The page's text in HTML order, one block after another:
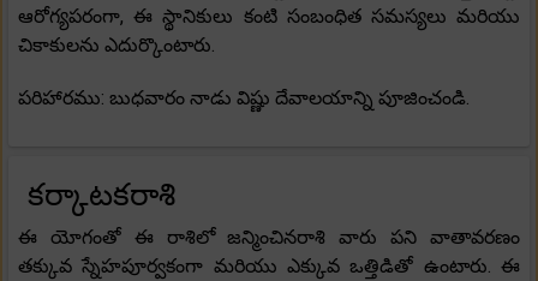
ఆరోగ్యపరంగా, ఈ స్థానికులు కంటి సంబంధిత సమస్యలు మరియు
చికాకులను ఎదుర్కొంటారు.
పరిహారము: బుధవారం నాడు విష్ణు దేవాలయాన్ని పూజించండి.
కర్కాటకరాశి
ఈ యోగంతో ఈ రాశిలో జన్మించినరాశి వారు పని వాతావరణం
తక్కువ స్నేహపూర్వకంగా మరియు ఎక్కువ ఒత్తిడితో ఉంటారు. ఈ